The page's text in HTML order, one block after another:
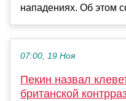
нападениях. Об этом
07:00, 19 Ноя
Пекин назвал
британской